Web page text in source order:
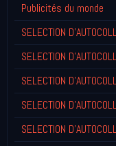
Publicités du monde
SELECTION
SELECTION
SELECTION
SELECTION
SELECTION